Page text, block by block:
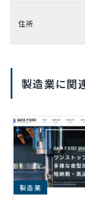
住所
製造業に関
製造業